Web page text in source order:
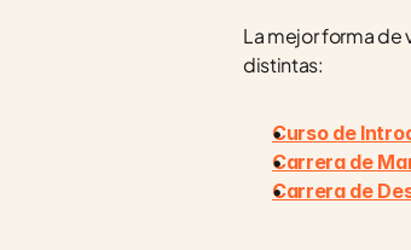
La mejor forma de
distintas:
Curso de
Carrera de
Carrera de